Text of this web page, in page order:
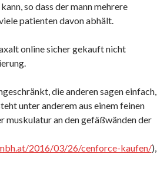
so dass der mann mehrere
patienten davon abhält.
online sicher gekauft nicht
die anderen sagen einfach,
unter anderem aus einem feinen
muskulatur an den gefäßwänden der
2016/03/26/cenforce-kaufen/),